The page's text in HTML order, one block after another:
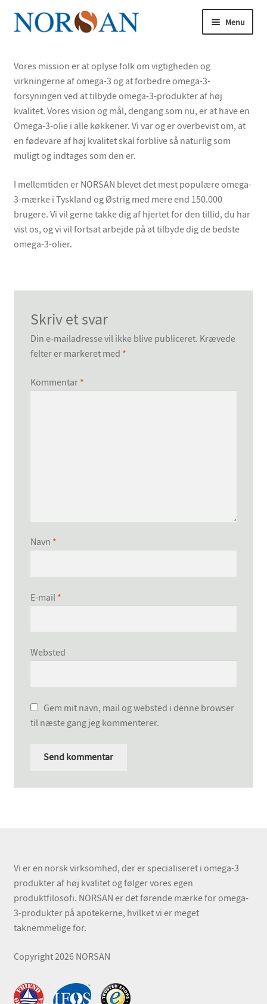
Spring
til
Spring
til
Menu
Køb nu
Om omega-3
Artikler
Udfold
Om os
Omega-3-forskningen
Analyse
Vores mission er at oplyse folk om vigtigheden og
virkningerne af omega-3 og at forbedre omega-3-
forsyningen ved at tilbyde omega-3-produkter af høj
kvalitet. Vores vision og mål, dengang som nu, er at have en
Omega-3-olie i alle køkkener. Vi var og er overbevist om, at
en fødevare af høj kvalitet skal forblive så naturlig som
muligt og indtages som den er.
I mellemtiden er NORSAN blevet det mest populære omega-
3-mærke i Tyskland og Østrig med mere end 150.000
brugere. Vi vil gerne takke dig af hjertet for den tillid, du har
vist os, og vi vil fortsat arbejde på at tilbyde dig de bedste
omega-3-olier.
Skriv et svar
Din e-mailadresse vil ikke blive publiceret. Krævede
felter er markeret med *
Kommentar *
Navn *
E-mail *
Websted
Gem mit navn, mail og websted i denne browser
til næste gang jeg kommenterer.
Vi er en norsk virksomhed, der er specialiseret i omega-3
produkter af høj kvalitet og følger vores egen
produktfilosofi. NORSAN er det førende mærke for omega-
3-produkter på apotekerne, hvilket vi er meget
taknemmelige for.
Copyright 2026 NORSAN